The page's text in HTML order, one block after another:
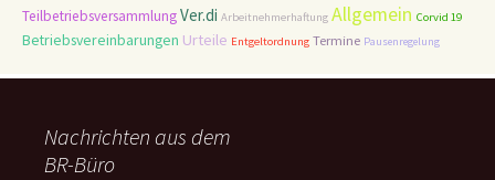
TeilbetriebsversammlungVer.di Arbeitnehmerhaftung Allgemein Corvid 19
Betriebsvereinbarungen Urteile Entgeltordnung Termine Pausenregelung
Nachrichten aus dem
BR-Büro